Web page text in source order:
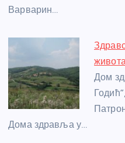
Варварин…
Дом
Дома здравља у…